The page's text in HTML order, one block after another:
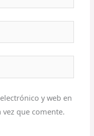
y web en
que comente.